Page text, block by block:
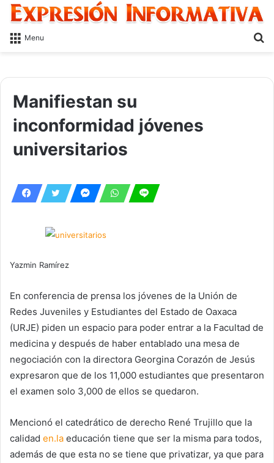
Menu
Manifiestan su
inconformidad jóvenes
universitarios
Yazmin Ramírez
En conferencia de prensa los jóvenes de la Unión de
Redes Juveniles y Estudiantes del Estado de Oaxaca
(URJE) piden un espacio para poder entrar a la Facultad de
medicina y después de haber entablado una mesa de
negociación con la directora Georgina Corazón de Jesús
expresaron que de los 11,000 estudiantes que presentaron
el examen solo 3,000 de ellos se quedaron.
Mencionó el catedrático de derecho René Trujillo que la
calidad en.la educación tiene que ser la misma para todos,
además de que esta no se tiene que privatizar, ya que para